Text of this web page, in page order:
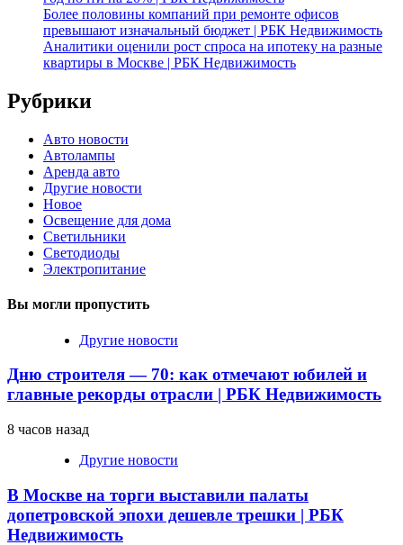
Более половины компаний при ремонте офисов
превышают изначальный бюджет | РБК Недвижимость
Аналитики оценили рост спроса на ипотеку на разные
квартиры в Москве | РБК Недвижимость
Рубрики
Авто новости
Автолампы
Аренда авто
Другие новости
Новое
Освещение для дома
Светильники
Светодиоды
Электропитание
Вы могли пропустить
Другие новости
Дню строителя — 70: как отмечают юбилей и
главные рекорды отрасли | РБК Недвижимость
8 часов назад
Другие новости
В Москве на торги выставили палаты
допетровской эпохи дешевле трешки | РБК
Недвижимость